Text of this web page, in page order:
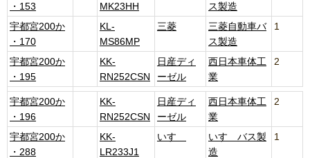
・153
MK23HH
ス製造
宇都宮200か
・170
KL-
MS86MP
三菱
三菱自動車バ
ス製造
1
宇都宮200か
・195
KK-
RN252CSN
日産ディ
ーゼル
西日本車体工
業
2
宇都宮200か
・196
KK-
RN252CSN
日産ディ
ーゼル
西日本車体工
業
2
宇都宮200か
・288
KK-
LR233J1
いすゞ
いすゞバス製
造
1